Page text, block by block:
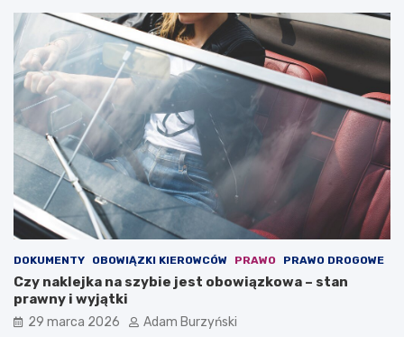
e
d
n
i
e
–
u
g
a
,
t
ó
r
a
y
–
j
a
k
i
ę
h
o
w
ć
?
DOKUMENTY OBOWIĄZKI KIEROWCÓW PRAWO PRAWO DROGOWE
Czy naklejka na szybie jest obowiązkowa – stan
prawny i wyjątki
29 marca 2026 Adam Burzyński